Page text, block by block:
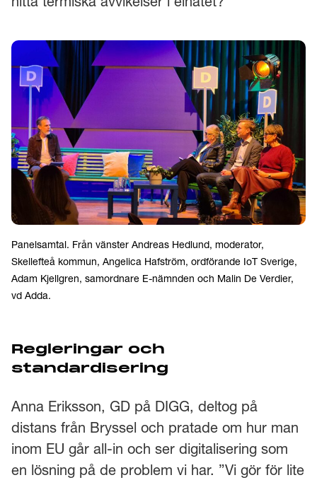
Panelsamtal. Från vänster Andreas Hedlund, moderator,
Skellefteå kommun, Angelica Hafström, ordförande IoT Sverige,
Adam Kjellgren, samordnare E-nämnden och Malin De Verdier,
vd Adda.
Regleringar och
standardisering
Anna Eriksson, GD på DIGG, deltog på
distans från Bryssel och pratade om hur man
inom EU går all-in och ser digitalisering som
en lösning på de problem vi har. ”Vi gör för lite